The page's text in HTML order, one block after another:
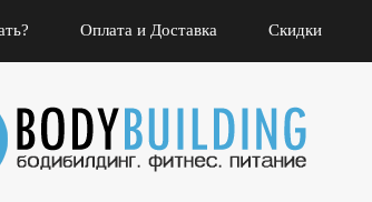
Оплата и Доставка Скидки